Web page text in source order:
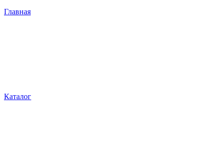
Главная
Каталог